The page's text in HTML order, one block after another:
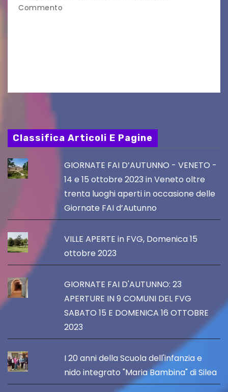
Commento
Classifica Articoli E Pagine
GIORNATE FAI D’AUTUNNO - VENETO -
14 e 15 ottobre 2023 in Veneto oltre
trenta luoghi aperti in occasione delle
Giornate FAI d’Autunno
VILLE APERTE in FVG, Domenica 15
ottobre 2023
GIORNATE FAI D'AUTUNNO: 23
APERTURE IN 9 COMUNI DEL FVG
SABATO 15 E DOMENICA 16 OTTOBRE
2023
I 20 anni della Scuola dell'infanzia e
nido integrato "Maria Bambina" di Silea